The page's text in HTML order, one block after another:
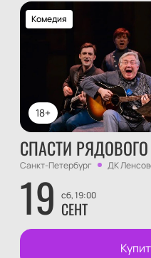
18+
Комедия
СПАСТИ
Санкт-Петербург ДК
19 сб, 19:00
СЕНТ